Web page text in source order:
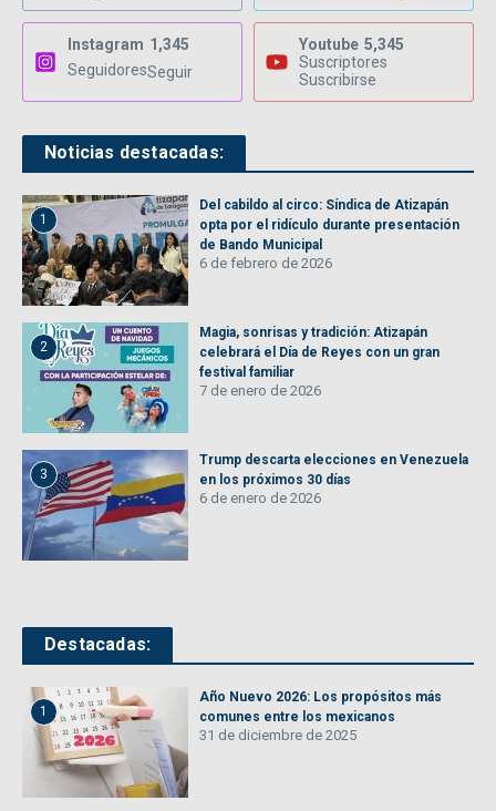
Instagram 1,345
SeguidoresSeguir
Youtube 5,345
Suscriptores
Suscribirse
Noticias destacadas:
1
Del cabildo al circo: Síndica de Atizapán
opta por el ridículo durante presentación
de Bando Municipal
6 de febrero de 2026
2
Magia, sonrisas y tradición: Atizapán
celebrará el Día de Reyes con un gran
festival familiar
7 de enero de 2026
3
Trump descarta elecciones en Venezuela
en los próximos 30 días
6 de enero de 2026
Destacadas:
1
Año Nuevo 2026: Los propósitos más
comunes entre los mexicanos
31 de diciembre de 2025